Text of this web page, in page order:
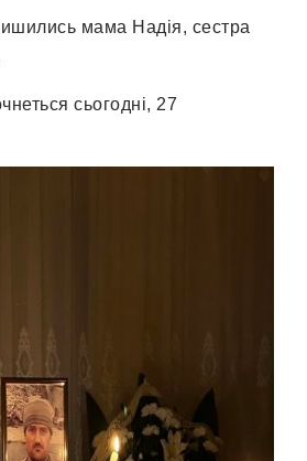
мама Надія, сестра
сьогодні, 27